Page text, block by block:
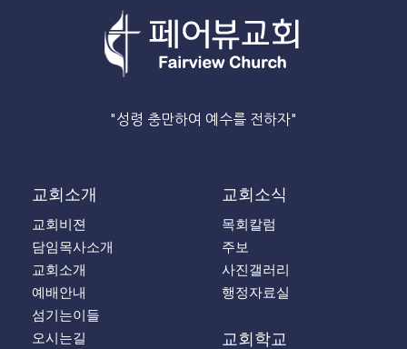
"성령 충만하여 예수를 전하자"
교회소개
교회비젼
담임목사소개
교회소개
예배안내
섬기는이들
오시는길
교회소식
목회칼럼
주보
사진갤러리
행정자료실
교회학교